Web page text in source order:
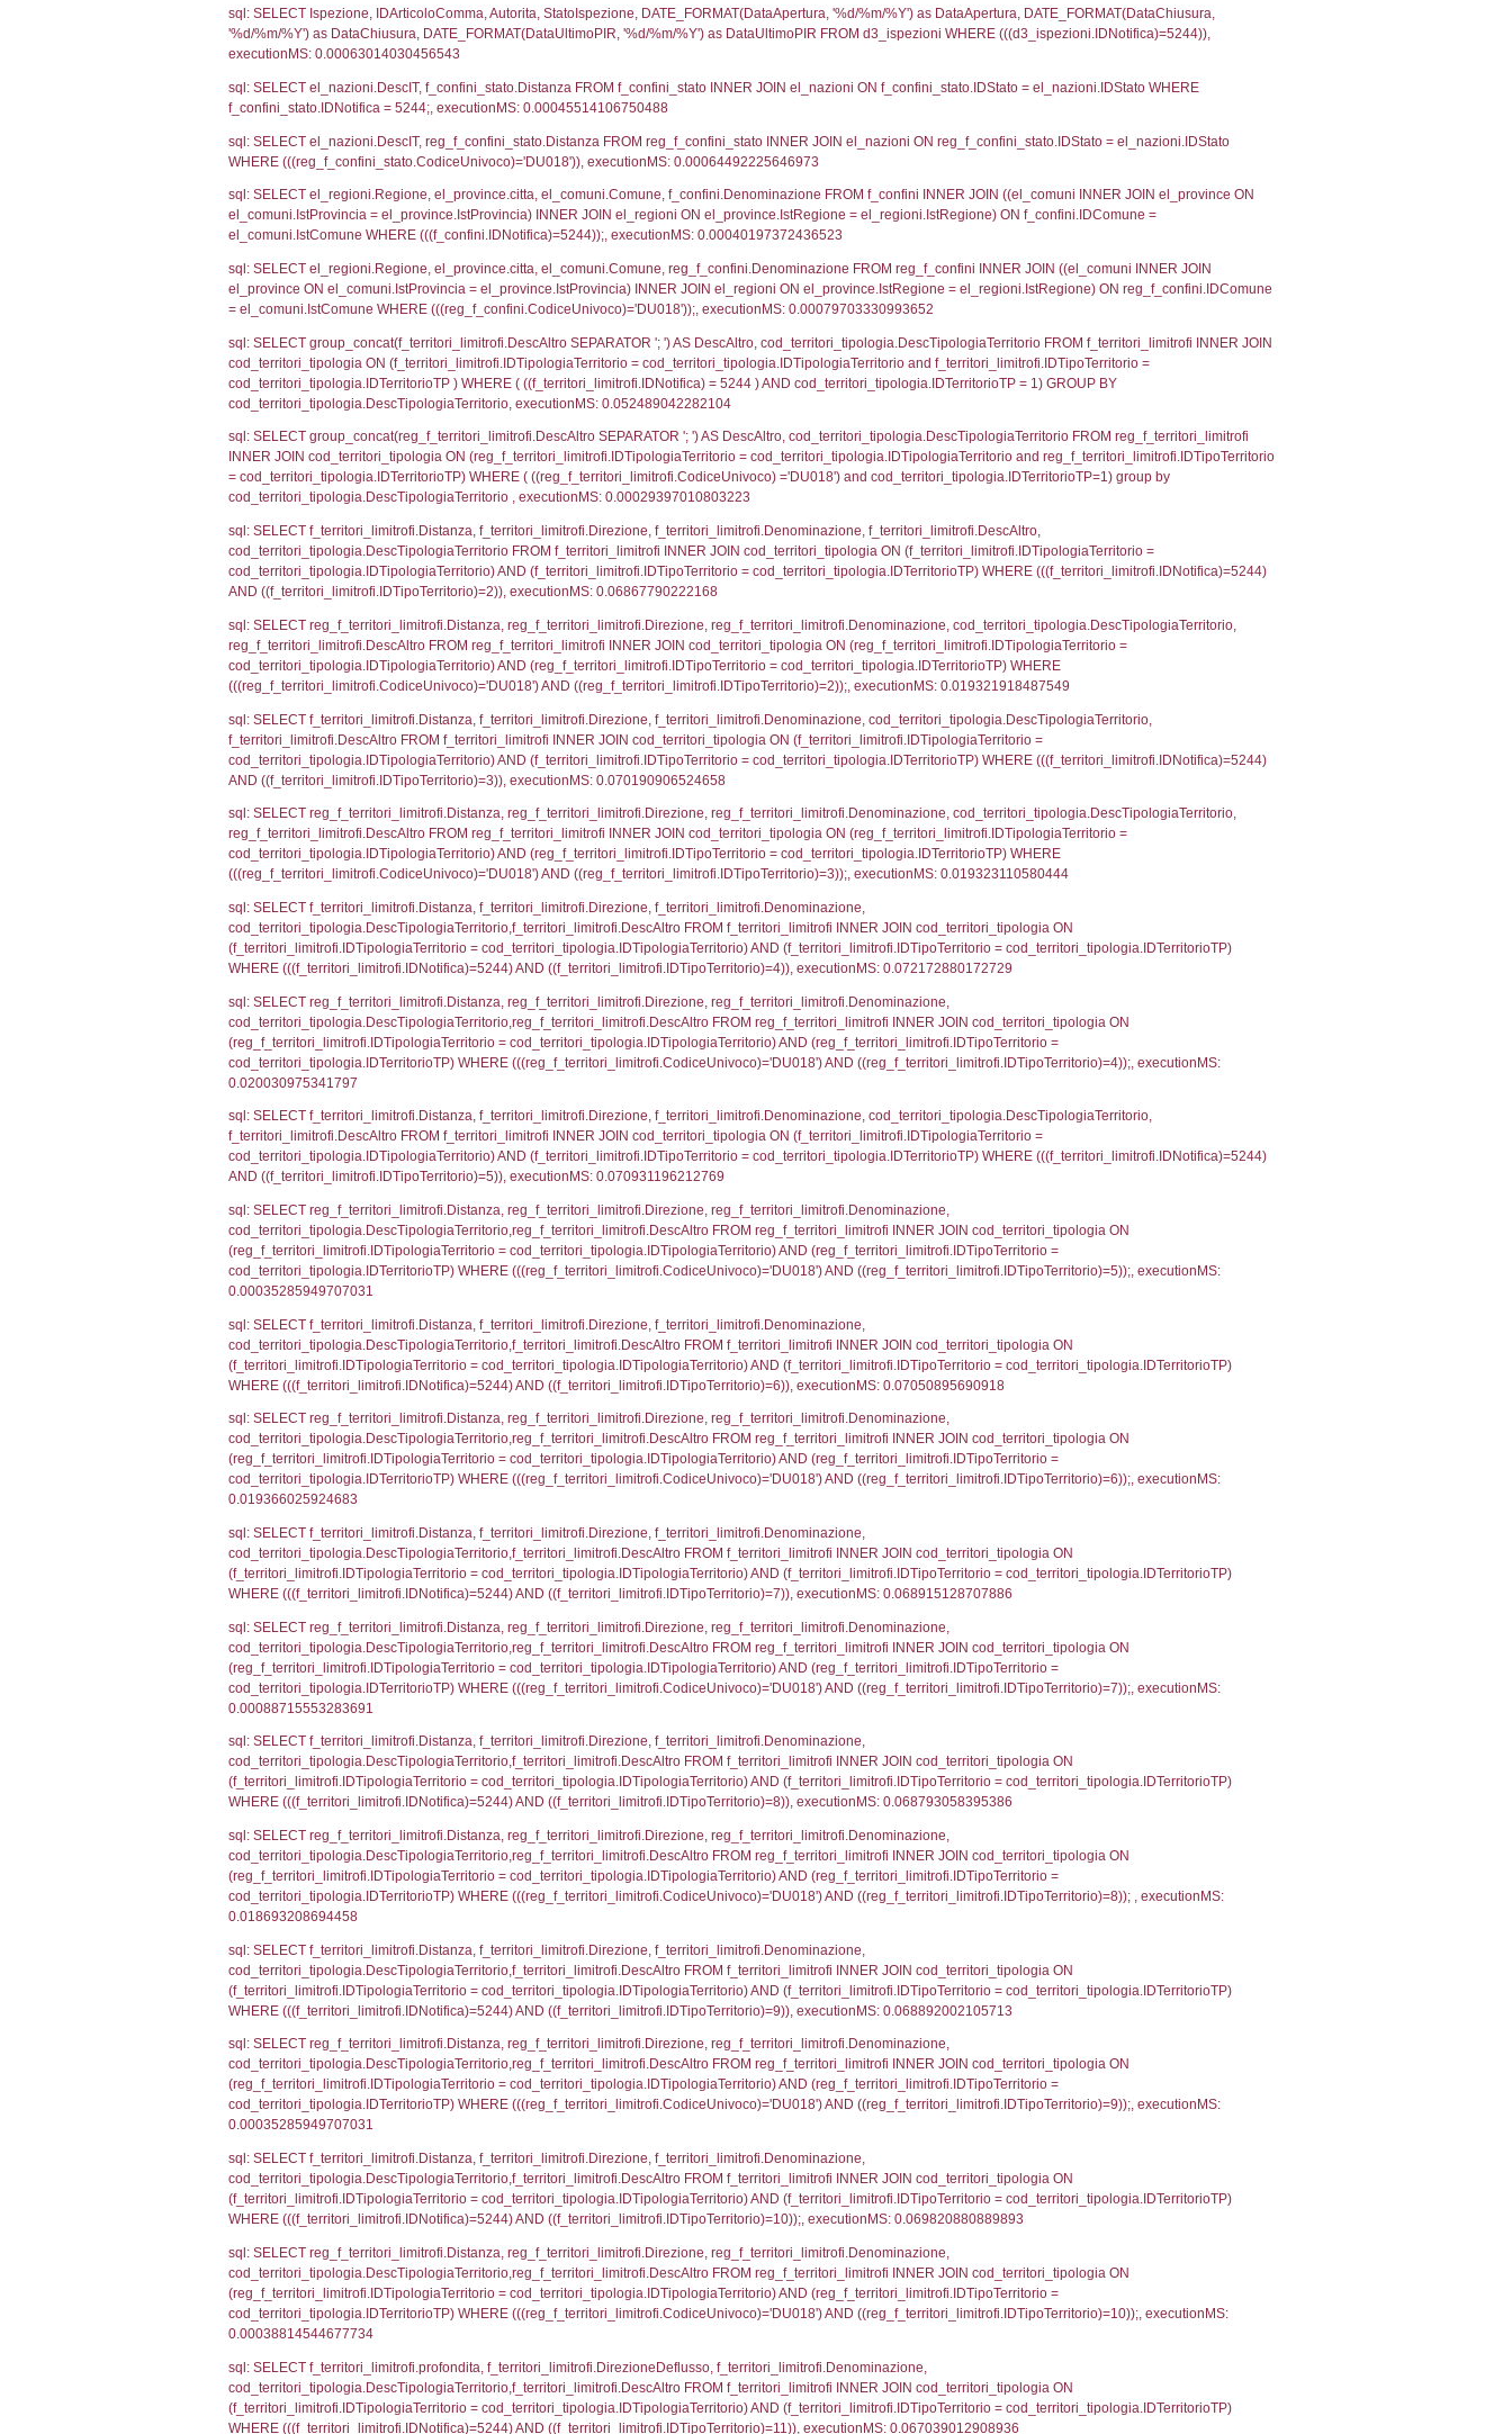
sql: SELECT `tablename`, `userlevelid`, `permission` FROM `userlevelpermissions` WHERE `userlevelid` IN (-2),
sql: SELECT a1.RagioneSociale, el_com.Comune as localita, el_prov.citta AS provincia, DATE(n.DataInvioNotifica) as
n.DataFileNotificaZip FROM notifica n LEFT JOIN infostabilimento i ON i.CodiceUnivoco = n.CodiceUnivoco LEFT JOIN
WHERE n.IDNotifica = 5244;, executionMS: 0.0034370422363281
sql: SELECT a1_stabilimento.*, el_comuni.Comune as ComuneST, el_province.citta as ProvinciaST, el_regioni.Regione
ComuneSL, el_province_1.citta as ProvinciaSL, el_regioni_1.Regione as RegioneSL FROM (((((a1_stabilimento LEFT
el_comuni.IstComune) LEFT JOIN el_province ON a1_stabilimento.ProvinciaStab = el_province.IstProvincia) LEFT JOIN
el_regioni.IstRegione) LEFT JOIN el_comuni AS el_comuni_1 ON a1_stabilimento.IstComuneSL =
a1_stabilimento.IstProvinciaSL = el_province_1.IstProvincia) LEFT JOIN el_regioni AS el_regioni_1 ON
IDNotifica=5244, executionMS: 0.00061798095703125
sql: SELECT a2p.Cognome, a2p.Nome FROM a2_ruolipersonale a2rp INNER JOIN a2_personale a2p ON
(((a2p.IDNotifica)=5244) AND ((a2rp.IDTipoPersonale)=1)), executionMS: 0.0032169818878174
sql: SELECT a2p.Cognome, a2p.Nome FROM a2_ruolipersonale a2rp INNER JOIN a2_personale a2p ON
(((a2p.IDNotifica)=5244) AND ((a2rp.IDTipoPersonale)=3)), executionMS: 0.0024919509887695
sql: SELECT Cognome, Nome FROM reg_a2_ruolipersonale INNER JOIN reg_a2_personale ON
sql: SELECT cod_ipa_aoo.des_amm, d1_controlli.IDEnte, d1_controlli.UntAmmTerr, d1_controlli.UffCompetente,
d1_controlli.Comune, d1_controlli.Via, d1_controlli.Cap, d1_controlli.Email, d1_controlli.Pec FROM cod_ipa_aoo INNER
d1_controlli.UntAmmTerr where IDNotifica=5244, executionMS: 0.022106885910034
sql: SELECT * FROM d2_autorizzazioni WHERE IDNotifica=5244, executionMS: 0.0078189373016357
sql: SELECT * FROM reg_d2_autorizzazioni WHERE CodiceUnivoco='DU018' , executionMS: 0.0021810531616211
sql: SELECT Ispezione, IDArticoloComma, Autorita, StatoIspezione, DATE_FORMAT(DataApertura, '%d/%m/%Y') as
'%d/%m/%Y') as DataChiusura, DATE_FORMAT(DataUltimoPIR, '%d/%m/%Y') as DataUltimoPIR FROM d3_ispezioni
executionMS: 0.00063014030456543
sql: SELECT el_nazioni.DescIT, f_confini_stato.Distanza FROM f_confini_stato INNER JOIN el_nazioni ON
f_confini_stato.IDNotifica = 5244;, executionMS: 0.00045514106750488
sql: SELECT el_nazioni.DescIT, reg_f_confini_stato.Distanza FROM reg_f_confini_stato INNER JOIN el_nazioni ON
WHERE (((reg_f_confini_stato.CodiceUnivoco)='DU018')), executionMS: 0.00064492225646973
sql: SELECT el_regioni.Regione, el_province.citta, el_comuni.Comune, f_confini.Denominazione FROM f_confini INNER
el_comuni.IstProvincia = el_province.IstProvincia) INNER JOIN el_regioni ON el_province.IstRegione =
el_comuni.IstComune WHERE (((f_confini.IDNotifica)=5244));, executionMS: 0.00040197372436523
sql: SELECT el_regioni.Regione, el_province.citta, el_comuni.Comune, reg_f_confini.Denominazione FROM reg_f_confini
= el_comuni.IstComune WHERE (((reg_f_confini.CodiceUnivoco)='DU018'));, executionMS: 0.00079703330993652
sql: SELECT group_concat(f_territori_limitrofi.DescAltro SEPARATOR '; ') AS DescAltro,
cod_territori_tipologia ON (f_territori_limitrofi.IDTipologiaTerritorio = cod_territori_tipologia.IDTipologiaTerritorio and
cod_territori_tipologia.IDTerritorioTP ) WHERE ( ((f_territori_limitrofi.IDNotifica) = 5244 ) AND
cod_territori_tipologia.DescTipologiaTerritorio, executionMS: 0.052489042282104
sql: SELECT group_concat(reg_f_territori_limitrofi.DescAltro SEPARATOR '; ') AS DescAltro,
INNER JOIN cod_territori_tipologia ON (reg_f_territori_limitrofi.IDTipologiaTerritorio =
= cod_territori_tipologia.IDTerritorioTP) WHERE ( ((reg_f_territori_limitrofi.CodiceUnivoco) ='DU018') and
cod_territori_tipologia.DescTipologiaTerritorio , executionMS: 0.00029397010803223
sql: SELECT f_territori_limitrofi.Distanza, f_territori_limitrofi.Direzione, f_territori_limitrofi.Denominazione,
cod_territori_tipologia.DescTipologiaTerritorio FROM f_territori_limitrofi INNER JOIN cod_territori_tipologia ON
cod_territori_tipologia.IDTipologiaTerritorio) AND (f_territori_limitrofi.IDTipoTerritorio =
AND ((f_territori_limitrofi.IDTipoTerritorio)=2)), executionMS: 0.06867790222168
reg_f_territori_limitrofi.DescAltro FROM reg_f_territori_limitrofi INNER JOIN cod_territori_tipologia ON
cod_territori_tipologia.IDTipologiaTerritorio) AND (reg_f_territori_limitrofi.IDTipoTerritorio =
(((reg_f_territori_limitrofi.CodiceUnivoco)='DU018') AND ((reg_f_territori_limitrofi.IDTipoTerritorio)=2));, executionMS:
sql: SELECT f_territori_limitrofi.Distanza, f_territori_limitrofi.Direzione, f_territori_limitrofi.Denominazione,
f_territori_limitrofi.DescAltro FROM f_territori_limitrofi INNER JOIN cod_territori_tipologia ON
AND ((f_territori_limitrofi.IDTipoTerritorio)=3)), executionMS: 0.070190906524658
sql: SELECT reg_f_territori_limitrofi.Distanza, reg_f_territori_limitrofi.Direzione, reg_f_territori_limitrofi.Denominazione,
cod_territori_tipologia.IDTipologiaTerritorio) AND (reg_f_territori_limitrofi.IDTipoTerritorio =
(((reg_f_territori_limitrofi.CodiceUnivoco)='DU018') AND ((reg_f_territori_limitrofi.IDTipoTerritorio)=3));, executionMS:
sql: SELECT f_territori_limitrofi.Distanza, f_territori_limitrofi.Direzione, f_territori_limitrofi.Denominazione,
cod_territori_tipologia.DescTipologiaTerritorio,f_territori_limitrofi.DescAltro FROM f_territori_limitrofi INNER JOIN
(f_territori_limitrofi.IDTipologiaTerritorio = cod_territori_tipologia.IDTipologiaTerritorio) AND
sql: SELECT reg_f_territori_limitrofi.Distanza, reg_f_territori_limitrofi.Direzione, reg_f_territori_limitrofi.Denominazione,